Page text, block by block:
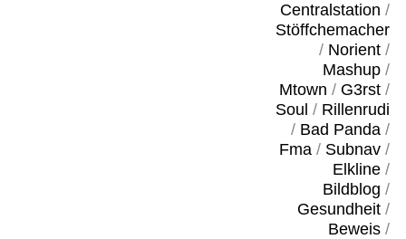
Centralstation /
Stöffchemacher
/ Norient/
Mashup/
Mtown / G3rst/
Soul / Rillenrudi
/ Bad Panda/
Fma/ Subnav/
Elkline/
Bildblog /
Gesundheit/
Beweis/